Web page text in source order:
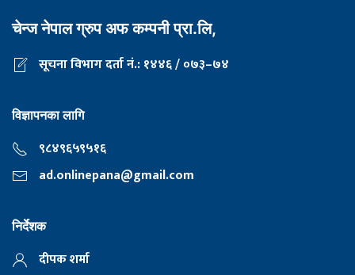
चेन्ज नेपाल ग्रुप अफ कम्पनी प्रा.लि,
सूचना विभाग दर्ता नं.: १४४६ / ०७३–७४
विज्ञापनका लागि
९८४९६५९५१६
ad.onlinepana@gmail.com
निर्देशक
दीपक शर्मा